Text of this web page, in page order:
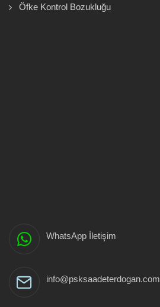
Öfke Kontrol Bozukluğu
WhatsApp İletişim
info@psksaadeterdogan.com